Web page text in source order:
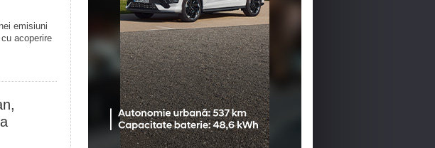
emisiuni
acoperire